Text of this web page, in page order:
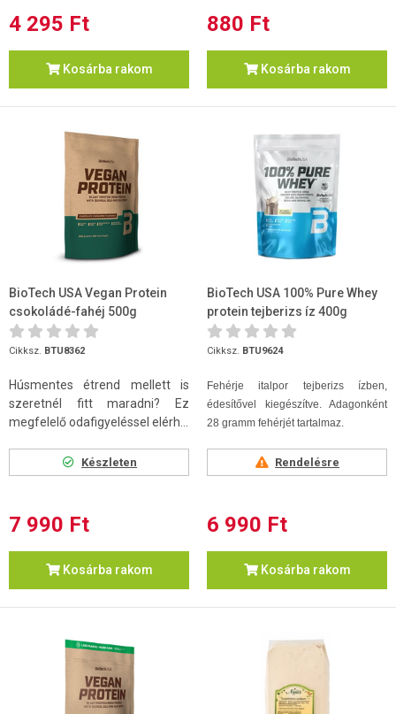
4 295 Ft
Kosárba rakom
880 Ft
Kosárba rakom
BioTech USA Vegan Protein
csokoládé-fahéj 500g
Cikksz. BTU8362
Húsmentes étrend mellett is
szeretnél fitt maradni? Ez
megfelelő odafigyeléssel elérh...
Készleten
7 990 Ft
Kosárba rakom
BioTech USA 100% Pure Whey
protein tejberizs íz 400g
Cikksz. BTU9624
Fehérje italpor tejberizs ízben,
édesítővel kiegészítve. Adagonként
28 gramm fehérjét tartalmaz.
Rendelésre
6 990 Ft
Kosárba rakom